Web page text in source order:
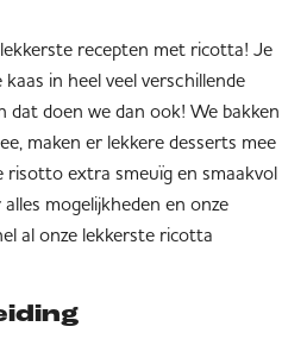
recepten met ricotta! Je
in heel veel verschillende
doen we dan ook! We bakken
maken er lekkere desserts mee
risotto extra smeuïg en smaakvol
mogelijkheden en onze
al onze lekkerste ricotta